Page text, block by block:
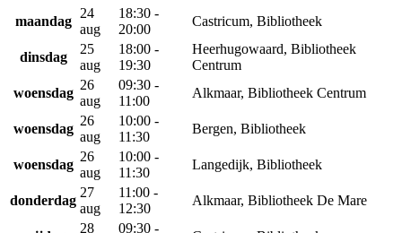
maandag
24
aug
18:30 -
20:00
Castricum, Bibliotheek
dinsdag
25
aug
18:00 -
19:30
Heerhugowaard, Bibliotheek
Centrum
woensdag
26
aug
09:30 -
11:00
Alkmaar, Bibliotheek Centrum
woensdag
26
aug
10:00 -
11:30
Bergen, Bibliotheek
woensdag
26
aug
10:00 -
11:30
Langedijk, Bibliotheek
donderdag
27
aug
11:00 -
12:30
Alkmaar, Bibliotheek De Mare
28
09:30 -